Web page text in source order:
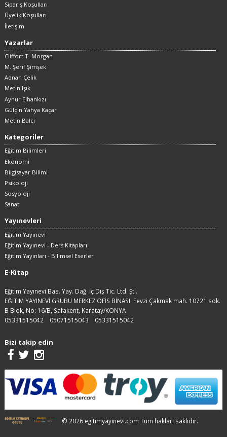
Sipariş Koşulları
Üyelik Koşulları
İletişim
Yazarlar
Cliffort T. Morgan
M. Şerif Şimşek
Adnan Çelik
Metin Işık
Aynur Elhankızı
Gülçin Yahya Kaçar
Metin Balcı
Kategoriler
Eğitim Bilimleri
Ekonomi
Bilgisayar Bilimi
Psikoloji
Sosyoloji
Sanat
Yayınevleri
Eğitim Yayınevi
Eğitim Yayınevi - Ders Kitapları
Eğitim Yayınları - Bilimsel Eserler
E-Kitap
Eğitim Yayınevi Bas. Yay. Dağ. İç Dış Tic. Ltd. Şti.
EĞİTİM YAYINEVİ GRUBU MERKEZ OFİS BİNASI: Fevzi Çakmak mah. 10721 sok.
B Blok, No: 16/B, Safakent, Karatay/KONYA
05331515042
05071515043 05331515042
Bizi takip edin
© 2026 egitimyayinevi.com Tüm hakları saklıdır.